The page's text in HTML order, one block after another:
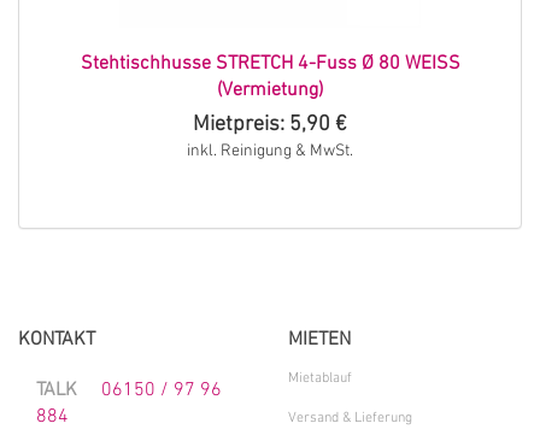
Stehtischhusse STRETCH 4-Fuss Ø 80 WEISS
(Vermietung)
Mietpreis: 5,90 €
inkl. Reinigung & MwSt.
KONTAKT
TALK 06150 / 97 96
884
MIETEN
Mietablauf
Versand & Lieferung